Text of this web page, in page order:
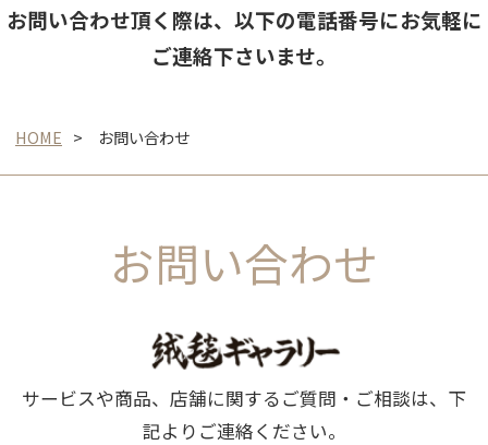
お問い合わせ頂く際は、以下の電話番号にお気軽に
ご連絡下さいませ。
HOME お問い合わせ
お問い合わせ
サービスや商品、店舗に関するご質問・ご相談は、下
記よりご連絡ください。